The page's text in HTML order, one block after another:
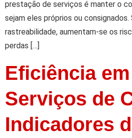
prestação de serviços é manter o
sejam eles próprios ou consignados.
rastreabilidade, aumentam-se os
perdas […]
Eficiência em
Serviços de
Indicadores